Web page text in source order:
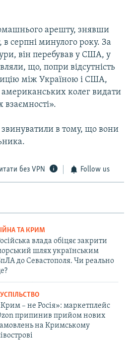
арешту, знявши
серпні минулого року. За
він перебував у США, у
що, попри відсутність
між Україною і США,
колег видати
в тому, що вони
без VPN Follow us
ТА КРИМ
влада обіцяє закрити
шлях українським
до Севастополя. Чи реально
– не Росія»: маркетплейс
припинив прийом нових
на Кримському